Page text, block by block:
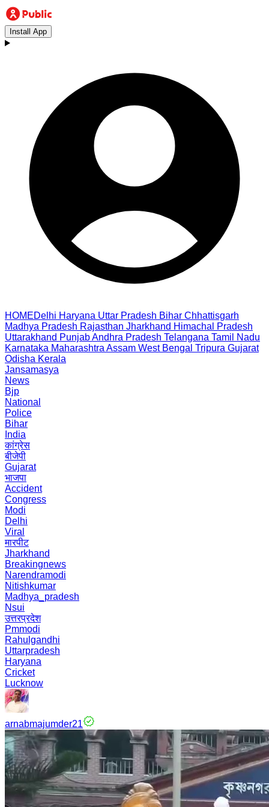
Install App
HOMEDelhi Haryana Uttar Pradesh Bihar Chhattisgarh
Madhya Pradesh Rajasthan Jharkhand Himachal Pradesh
Uttarakhand PunjabAndhra Pradesh Telangana Tamil Nadu
Karnataka Maharashtra Assam West Bengal Tripura Gujarat
Odisha Kerala
Jansamasya
News
Bjp
National
Police
Bihar
India
कांग्रेस
बीजेपी
Gujarat
भाजपा
Accident
Congress
Modi
Delhi
Viral
मारपीट
Jharkhand
Breakingnews
Narendramodi
Nitishkumar
Madhya_pradesh
Nsui
उत्तरप्रदेश
Pmmodi
Rahulgandhi
Uttarpradesh
Haryana
Cricket
Lucknow
arnabmajumder21